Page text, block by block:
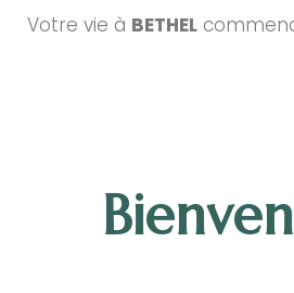
Votre vie à BETHEL